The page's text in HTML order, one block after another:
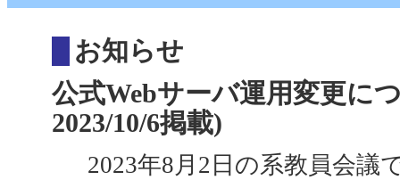
お知らせ
公式Webサーバ運用変更に
2023/10/6掲載)
2023年8月2日の系教員会議